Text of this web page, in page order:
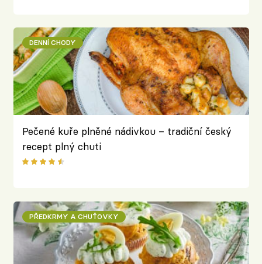
DENNÍ CHODY
Pečené kuře plněné nádivkou – tradiční český
recept plný chuti
PŘEDKRMY A CHUŤOVKY